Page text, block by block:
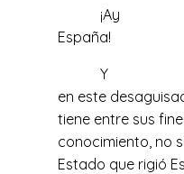
¡Ay
España!
Y
en este
tiene entre sus
conocimiento, no
Estado que rigió